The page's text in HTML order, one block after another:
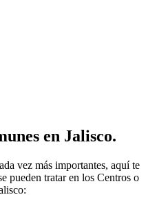
en Jalisco.
vez más importantes, aquí te
pueden tratar en los Centros o